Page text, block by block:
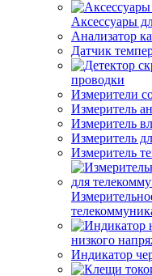
Аксессуары
Анализатор
Датчик
проводки
Измерители
Измеритель
Измеритель
Измеритель
Измеритель
низкого
Индикатор